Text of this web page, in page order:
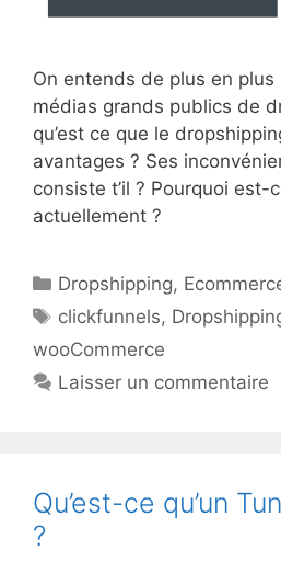
On entends de plus en plus
médias grands publics de
qu’est ce que le
avantages ? Ses
consiste t’il ? Pourquoi est-
actuellement ?
Catégories
Dropshipping,
Étiquettes
clickfunnels,
wooCommerce
Laisser un commentaire
Qu’est-ce qu’un
?